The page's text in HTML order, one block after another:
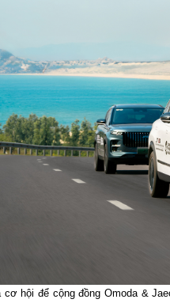
hội để cộng đồng Omoda &